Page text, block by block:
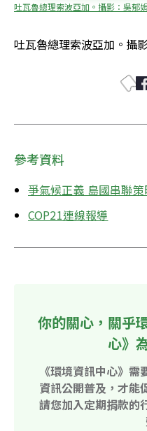
吐瓦魯總理索波亞加。攝影：吳郁
吐瓦魯總理索波亞加。攝
參考資料
爭氣候正義 島國串聯
COP21連線報導
你的關心，關乎
心》
《環境資訊中心》
資訊公開普及，才能
請您加入定期捐款的